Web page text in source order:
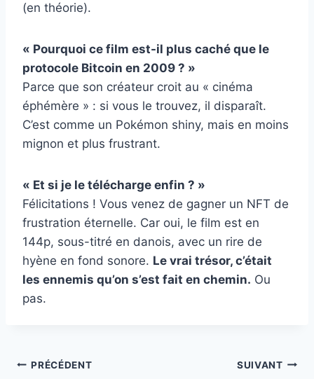
(en théorie).
« Pourquoi ce film est-il plus caché que le
protocole Bitcoin en 2009 ? »
Parce que son créateur croit au « cinéma
éphémère » : si vous le trouvez, il disparaît.
C’est comme un Pokémon shiny, mais en moins
mignon et plus frustrant.
« Et si je le télécharge enfin ? »
Félicitations ! Vous venez de gagner un NFT de
frustration éternelle. Car oui, le film est en
144p, sous-titré en danois, avec un rire de
hyène en fond sonore. Le vrai trésor, c’était
les ennemis qu’on s’est fait en chemin. Ou
pas.
Navigation
PRÉCÉDENT SUIVANT